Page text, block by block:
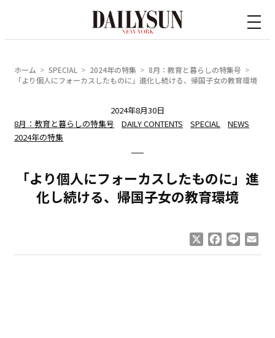
ホーム SPECIAL 2024年の特集
8月：教育と暮らしの特集号
「より個人にフォーカスしたものに」進化し続ける、帰国子女の教育環境
2024年8月30日
8月：教育と暮らしの特集号
DAILY CONTENTS SPECIAL
NEWS
2024年の特集
「より個人にフォーカスしたものに」進
化し続ける、帰国子女の教育環境
Facebook
Line